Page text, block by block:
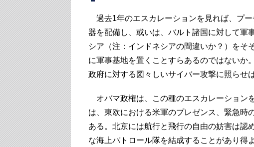
過去1年のエスカレーションを見れば、プ
器を配備し、或いは、バルト諸国に対して軍
シア（注：インドネシアの間違いか？）をそ
に軍事基地を置くことすらあるのではないか
政府に対する図々しいサイバー攻撃に照らせ
オバマ政権は、この種のエスカレーション
は、東欧における米軍のプレゼンス、緊急時
ある。北京には航行と飛行の自由の妨害は認
な海上パトロール隊を結成することがあり得よ